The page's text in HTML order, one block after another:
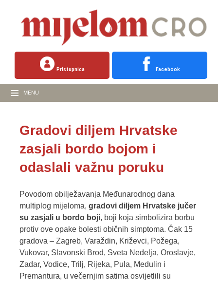
Pristupnica Facebook
MENU
Gradovi diljem Hrvatske
zasjali bordo bojom i
odaslali važnu poruku
Povodom obilježavanja Međunarodnog dana
multiplog mijeloma, gradovi diljem Hrvatske jučer
su zasjali u bordo boji, boji koja simbolizira borbu
protiv ove opake bolesti običnih simptoma. Čak 15
gradova – Zagreb, Varaždin, Križevci, Požega,
Vukovar, Slavonski Brod, Sveta Nedelja, Oroslavje,
Zadar, Vodice, Trilj, Rijeka, Pula, Medulin i
Premantura, u večernjim satima osvijetlili su